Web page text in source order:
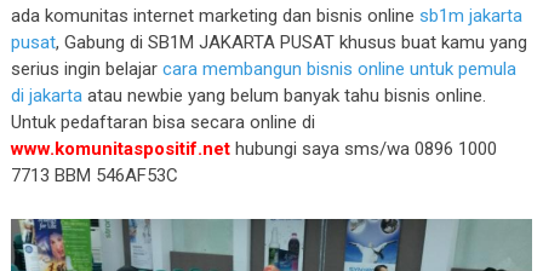
ada komunitas internet marketing dan bisnis online sb1m jakarta
pusat, Gabung di SB1M JAKARTA PUSAT khusus buat kamu yang
serius ingin belajar cara membangun bisnis online untuk pemula
di jakartaatau newbie yang belum banyak tahu bisnis online.
Untuk pedaftaran bisa secara online di
www.komunitaspositif.nethubungi saya sms/wa 0896 1000
7713 BBM 546AF53C